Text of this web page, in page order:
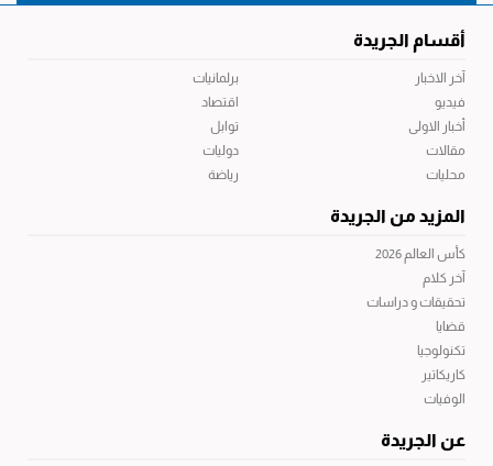
أقسام الجريدة
آخر الاخبار
فيديو
أخبار الاولى
مقالات
محليات
برلمانيات
اقتصاد
توابل
دوليات
رياضة
المزيد من الجريدة
كأس العالم 2026
آخر كلام
تحقيقات و دراسات
قضايا
تكنولوجيا
كاريكاتير
الوفيات
عن الجريدة